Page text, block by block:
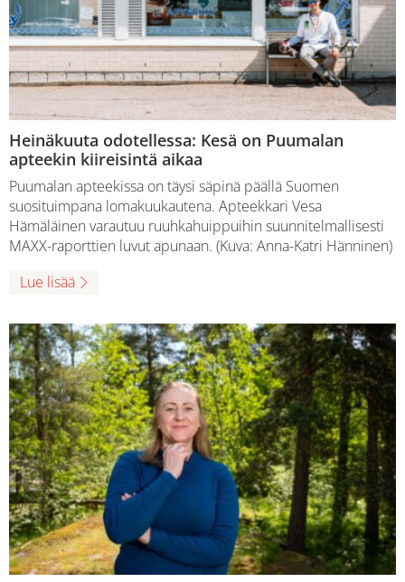
Heinäkuuta odotellessa: Kesä on Puumalan
apteekin kiireisintä aikaa
Puumalan apteekissa on täysi säpinä päällä Suomen
suosituimpana lomakuukautena. Apteekkari Vesa
Hämäläinen varautuu ruuhkahuippuihin suunnitelmallisesti
MAXX-raporttien luvut apunaan. (Kuva: Anna-Katri Hänninen)
Lue lisää